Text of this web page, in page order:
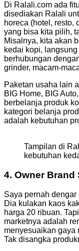
Di Ralali.com ada
disediakan Ralali
horeca (hotel, resto,
yang bisa kita pilih,
Misalnya, kita akan
kedai kopi,
berhubungan
grinder, macam-
Paketan usaha lain
BIG Home, BIG
berbelanja produk
kategori belanja
adalah kebutuhan
Tampilan di
kebutuhan
4. Owner Brand
Saya pernah
Dia kulakan kaos
harga 20 ribuan.
marketnya adalah
menyesuaikan gaya
Tak disangka